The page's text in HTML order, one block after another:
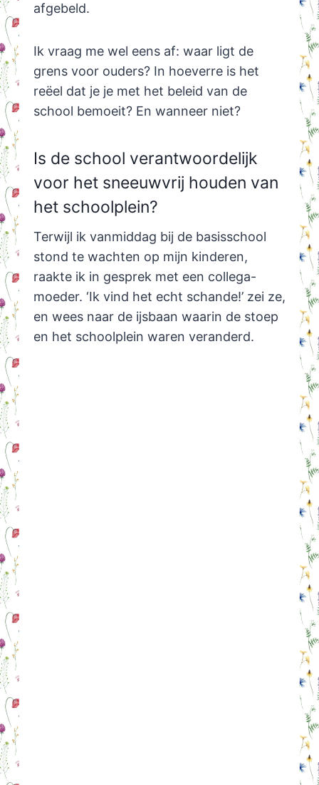
afgebeld.
Ik vraag me wel eens af: waar ligt de
grens voor ouders? In hoeverre is het
reëel dat je je met het beleid van de
school bemoeit? En wanneer niet?
Is de school verantwoordelijk
voor het sneeuwvrij houden van
het schoolplein?
Terwijl ik vanmiddag bij de basisschool
stond te wachten op mijn kinderen,
raakte ik in gesprek met een collega-
moeder. ‘Ik vind het echt schande!’ zei ze,
en wees naar de ijsbaan waarin de stoep
en het schoolplein waren veranderd.